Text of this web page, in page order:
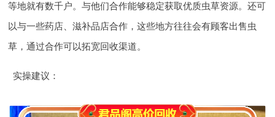
等地就有数千户。与他们合作能够稳定获取优质虫草资源。还可
以与一些药店、滋补品店合作，这些地方往往会有顾客出售虫
草，通过合作可以拓宽回收渠道。
实操建议 ：